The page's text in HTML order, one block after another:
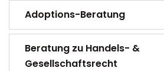
Adoptions-Beratung
Beratung zu Handels- &
Gesellschaftsrecht